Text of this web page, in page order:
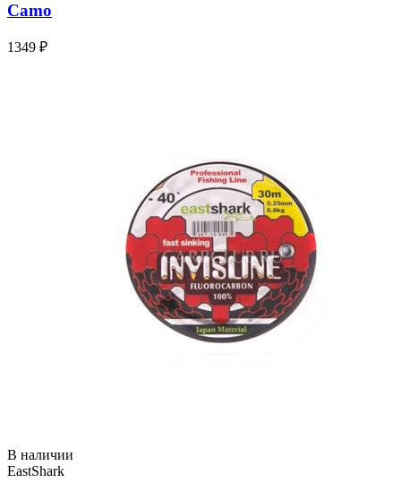
Camo
1349 ₽
В наличии
EastShark